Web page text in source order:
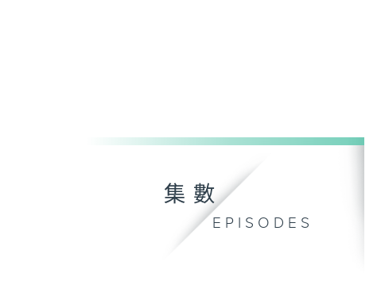
集數
EPISODES